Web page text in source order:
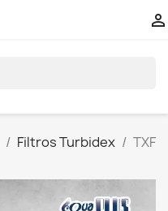

Filtros Turbidex
TXF